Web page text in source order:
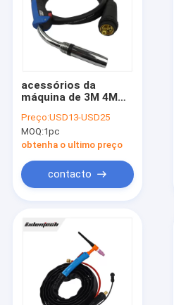
acessórios da
máquina de 3M 4M
Welding
Preço:USD13-USD25
MOQ:1pc
obtenha o ultimo preço
contacto